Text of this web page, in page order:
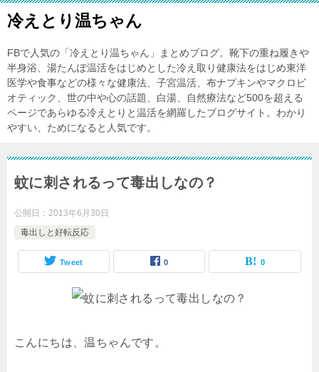
冷えとり温ちゃん
FBで人気の「冷えとり温ちゃん」まとめブログ。靴下の重ね履きや
半身浴、湯たんぽ温活をはじめとした冷え取り健康法をはじめ東洋
医学や食事などの様々な健康法、子宮温活、布ナプキンやマクロビ
オティック、世の中や心の話題、白湯、自然療法など500を超える
ページであらゆる冷えとりと温活を網羅したブログサイト。わかり
やすい、ためになると人気です。
蚊に刺されるって毒出しなの？
公開日： 2013年6月30日
毒出しと好転反応
Tweet 0 0
こんにちは、温ちゃんです。